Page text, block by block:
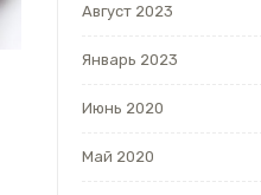
Август 2023
Январь 2023
Июнь 2020
Май 2020